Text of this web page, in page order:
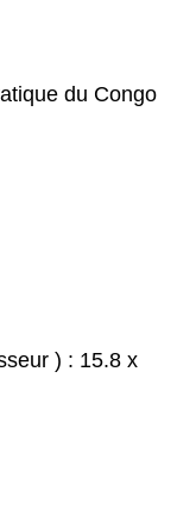
du Congo
) : 15.8 x